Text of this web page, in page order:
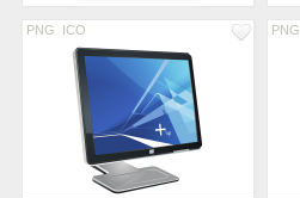
PNG ICO PNG